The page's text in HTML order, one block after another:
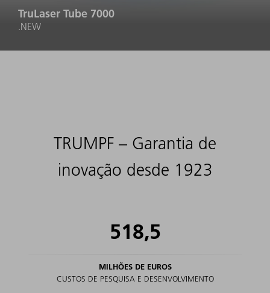
TruLaser Tube 7000
.NEW
TRUMPF – Garantia de
inovação desde 1923
518,5
MILHÕES DE EUROS
CUSTOS DE PESQUISA E DESENVOLVIMENTO